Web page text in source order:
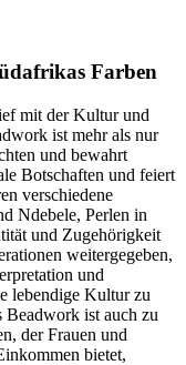
Farben
mit der Kultur und
ist mehr als nur
und bewahrt
Botschaften und feiert
verschiedene
Ndebele, Perlen in
und Zugehörigkeit
weitergegeben,
und
lebendige Kultur zu
Beadwork ist auch zu
der Frauen und
bietet,